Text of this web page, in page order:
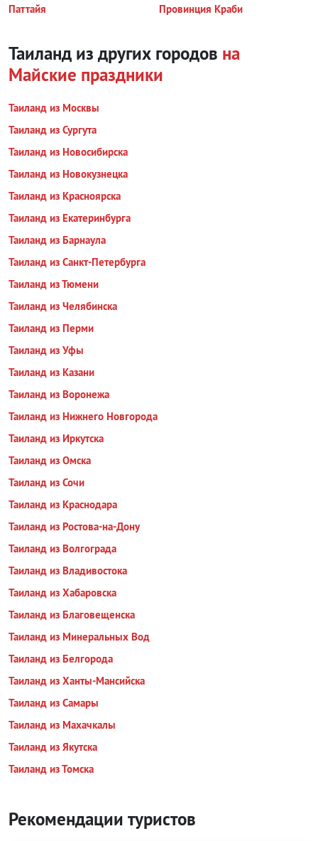
Паттайя Провинция Краби
Таиланд из других городов на
Майские праздники
Таиланд из Москвы
Таиланд из Сургута
Таиланд из Новосибирска
Таиланд из Новокузнецка
Таиланд из Красноярска
Таиланд из Екатеринбурга
Таиланд из Барнаула
Таиланд из Санкт-Петербурга
Таиланд из Тюмени
Таиланд из Челябинска
Таиланд из Перми
Таиланд из Уфы
Таиланд из Казани
Таиланд из Воронежа
Таиланд из Нижнего Новгорода
Таиланд из Иркутска
Таиланд из Омска
Таиланд из Сочи
Таиланд из Краснодара
Таиланд из Ростова-на-Дону
Таиланд из Волгограда
Таиланд из Владивостока
Таиланд из Хабаровска
Таиланд из Благовещенска
Таиланд из Минеральных Вод
Таиланд из Белгорода
Таиланд из Ханты-Мансийска
Таиланд из Самары
Таиланд из Махачкалы
Таиланд из Якутска
Таиланд из Томска
Рекомендации туристов